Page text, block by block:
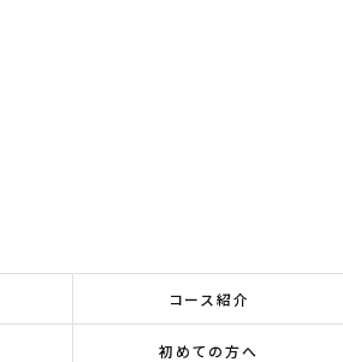
コース紹介
初めての方へ